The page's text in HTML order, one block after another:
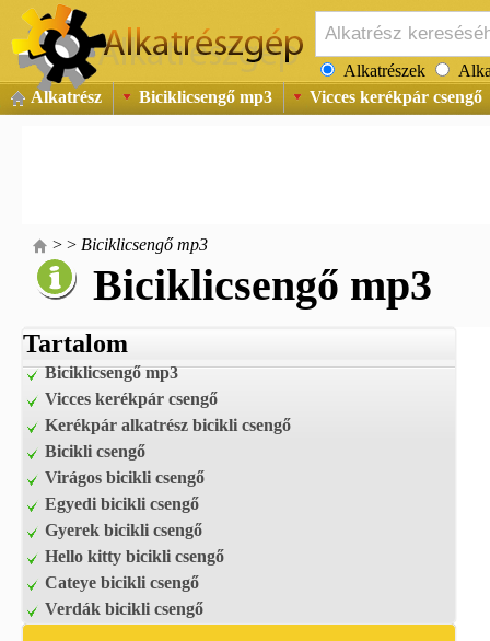
Alkatrészek
Alkatrész
Biciklicsengő mp3 Vicces kerékpár csengő
> > Biciklicsengő mp3
Biciklicsengő mp3
Tartalom
Biciklicsengő mp3
Vicces kerékpár csengő
Kerékpár alkatrész bicikli csengő
Bicikli csengő
Virágos bicikli csengő
Egyedi bicikli csengő
Gyerek bicikli csengő
Hello kitty bicikli csengő
Cateye bicikli csengő
Verdák bicikli csengő